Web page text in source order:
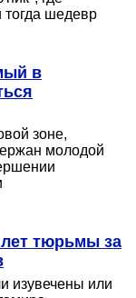
тогда шедевр
в
зоне,
молодой
лет тюрьмы за
изувечены или